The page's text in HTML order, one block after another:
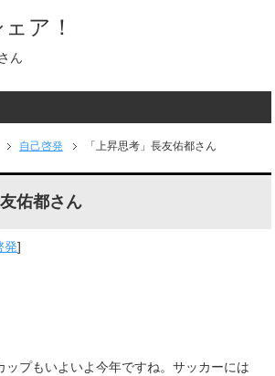
ア！
ん
自己啓発 「上昇思考」長友佑都さん
佑都さん
発]
ップもいよいよ今年ですね。サッカーには